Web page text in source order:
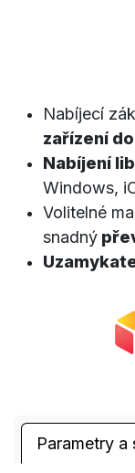
Nabíjecí
zařízení
Nabíjení
Windows,
Volitelné
snadný
Parametry